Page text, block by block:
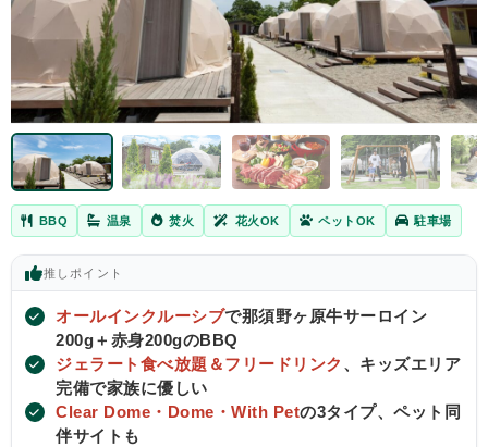
BBQ 温泉 焚火 花火OK ペットOK 駐車場
推し ポイント
オールインクルーシブで那須野ヶ原牛サーロイン
200g＋赤身200gのBBQ
ジェラート食べ放題＆フリードリンク 、キッズエリア
完備で家族に優しい
Clear Dome・Dome・With Petの3タイプ、ペット同
伴サイトも